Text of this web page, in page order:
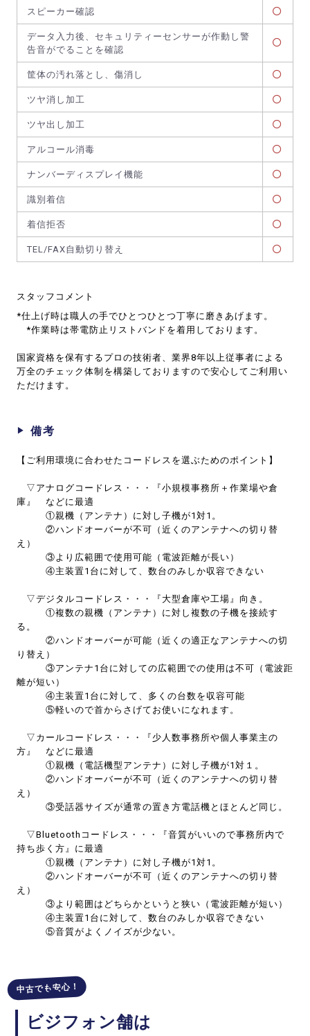
スピーカー確認
データ入力後、セキュリティーセンサーが作動し警
告音がでることを確認
筐体の汚れ落とし、傷消し
ツヤ消し加工
ツヤ出し加工
アルコール消毒
ナンバーディスプレイ機能
識別着信
着信拒否
TEL/FAX自動切り替え
スタッフコメント
*仕上げ時は職人の手でひとつひとつ丁寧に磨きあげます。
*作業時は帯電防止リストバンドを着用しております。
国家資格を保有するプロの技術者、業界8年以上従事者による
万全のチェック体制を構築しておりますので安心してご利用い
ただけます。
備考
【ご利用環境に合わせたコードレスを選ぶためのポイント】
▽アナログコードレス・・・『小規模事務所＋作業場や倉
庫』 などに最適
①親機（アンテナ）に対し子機が1対1。
②ハンドオーバーが不可（近くのアンテナへの切り替
え）
③より広範囲で使用可能（電波距離が長い）
④主装置1台に対して、数台のみしか収容できない
▽デジタルコードレス・・・『大型倉庫や工場』向き。
①複数の親機（アンテナ）に対し複数の子機を接続す
る。
②ハンドオーバーが可能（近くの適正なアンテナへの切
り替え）
③アンテナ1台に対しての広範囲での使用は不可（電波距
離が短い）
④主装置1台に対して、多くの台数を収容可能
⑤軽いので首からさげてお使いになれます。
▽カールコードレス・・・『少人数事務所や個人事業主の
方』 などに最適
①親機（電話機型アンテナ）に対し子機が1対１。
②ハンドオーバーが不可（近くのアンテナへの切り替
え）
③受話器サイズが通常の置き方電話機とほとんど同じ。
▽Bluetoothコードレス・・・『音質がいいので事務所内で
持ち歩く方』に最適
①親機（アンテナ）に対し子機が1対1。
②ハンドオーバーが不可（近くのアンテナへの切り替
え）
③より範囲はどちらかというと狭い（電波距離が短い）
④主装置1台に対して、数台のみしか収容できない
⑤音質がよくノイズが少ない。
中古でも安心！
ビジフォン舗は